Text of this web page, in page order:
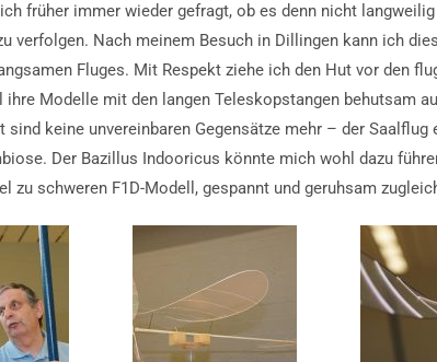
früher immer wieder gefragt, ob es denn nicht
verfolgen. Nach meinem Besuch in Dillingen kann ich
Fluges. Mit Respekt ziehe ich den Hut vor den
ihre Modelle mit den langen Teleskopstangen behutsam
sind keine unvereinbaren Gegensätze mehr – der
Der Bazillus Indooricus könnte mich wohl dazu
zu schweren F1D-Modell, gespannt und geruhsam